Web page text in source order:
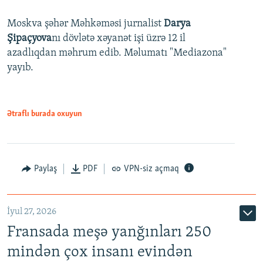
Moskva şəhər Məhkəməsi jurnalist Darya
Şipaçyovanı dövlətə xəyanət işi üzrə 12 il
azadlıqdan məhrum edib. Məlumatı "Mediazona"
yayıb.
Ətraflı burada oxuyun
Paylaş PDF VPN-siz açmaq
İyul 27, 2026
Fransada meşə yanğınları 250
mindən çox insanı evindən